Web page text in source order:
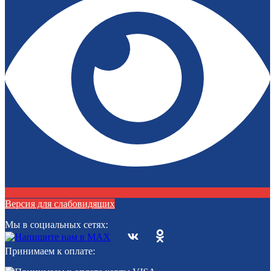
Версия для слабовидящих
Мы в социальных сетях:
Принимаем к оплате: